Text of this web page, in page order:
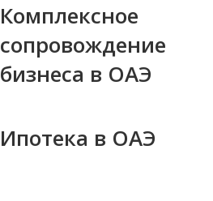
Комплексное
сопровождение
бизнеса в ОАЭ
Ипотека в ОАЭ